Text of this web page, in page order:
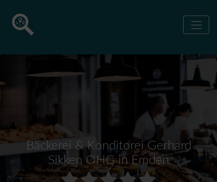
Bäckerei & Konditorei Gerhard
Sikken OHG in Emden